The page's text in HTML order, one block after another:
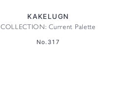
KAKELUGN
COLLECTION: Current Palette
No.317